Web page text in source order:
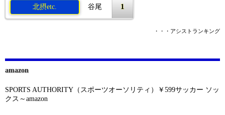
北摂etc. 谷尾 1
・・・アシストランキング
amazon
SPORTS AUTHORITY（スポーツオーソリティ）￥599サッカー ソッ
クス～amazon